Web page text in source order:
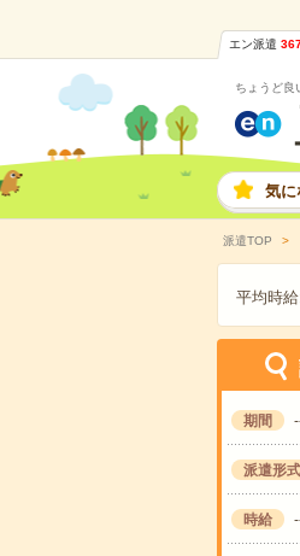
エン派遣
ちょうど良
気に
派遣TOP
平均時
期間
派遣形式
時給